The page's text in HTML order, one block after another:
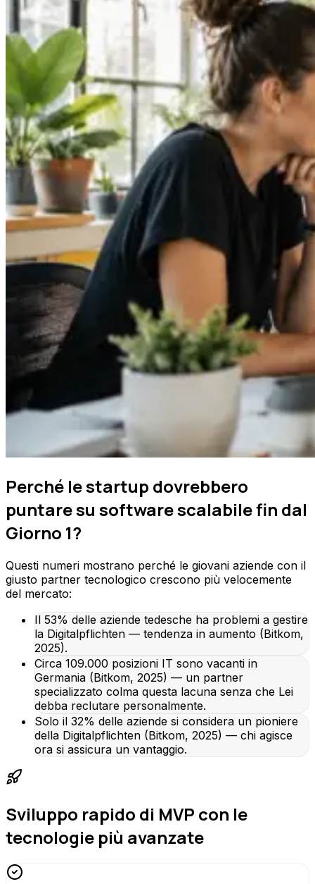
Perché le startup dovrebbero
puntare su software scalabile fin dal
Giorno 1?
Questi numeri mostrano perché le giovani aziende con il
giusto partner tecnologico crescono più velocemente
del mercato:
Il 53% delle aziende tedesche ha problemi a gestire
la Digitalpflichten — tendenza in aumento (Bitkom,
2025).
Circa 109.000 posizioni IT sono vacanti in
Germania (Bitkom, 2025) — un partner
specializzato colma questa lacuna senza che Lei
debba reclutare personalmente.
Solo il 32% delle aziende si considera un pioniere
della Digitalpflichten (Bitkom, 2025) — chi agisce
ora si assicura un vantaggio.
Sviluppo rapido di MVP con le
tecnologie più avanzate